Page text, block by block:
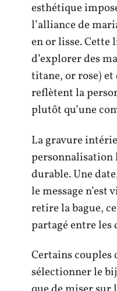
esthétique
l’alliance de
en or lisse. Cette
d’explorer des
titane, or rose)
reflètent la
plutôt qu’une
La gravure
personnalisation
durable. Une
le message n’est
retire la bague,
partagé entre les
Certains couples
sélectionner le